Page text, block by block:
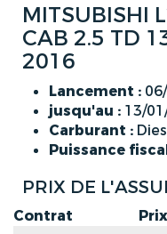
MITSUBISHI
CAB 2.5 TD
2016
Lancement :
jusqu'au : 13/
Carburant :
Puissance
PRIX DE
Contrat